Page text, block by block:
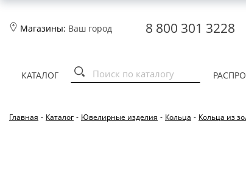
Магазины: Ваш город 8 800 301 3228
КАТАЛОГ
Главная - Каталог - Ювелирные изделия - Кольца - Кольца из